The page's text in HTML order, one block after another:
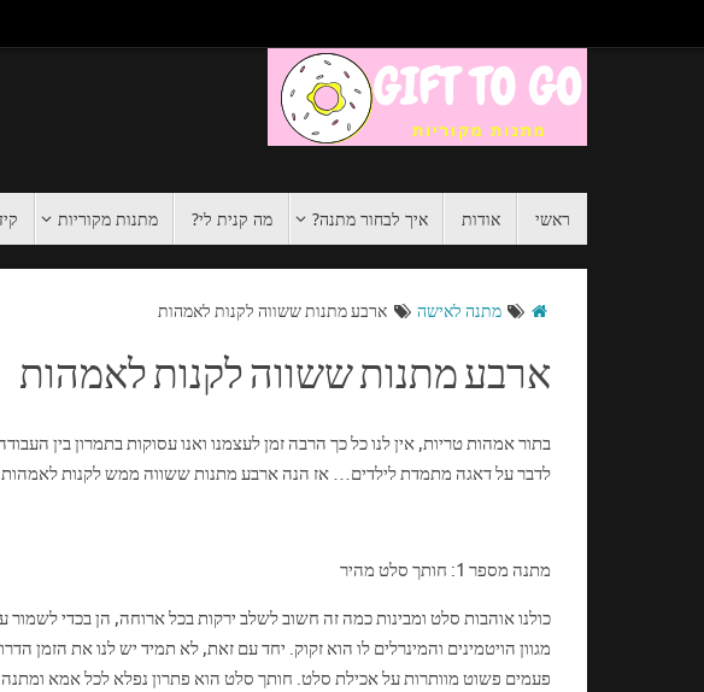
ראשי אודות איך לבחור מתנה? מה קנית לי? מתנות מקוריות
מתנה לאישה ארבע מתנות ששווה לקנות לאמהות
ארבע מתנות ששווה לקנות לאמהות
בתור אמהות טריות, אין לנו כל כך הרבה זמן לעצמנו ואנו עסוקות בתמרון בין
לדבר על דאגה מתמדת לילדים… אז הנה ארבע מתנות ששווה ממש לקנות
מתנה מספר 1: חותך סלט מהיר
כולנו אוהבות סלט ומבינות כמה זה חשוב לשלב ירקות בכל ארוחה, הן בכדי לשמור
מגוון הויטמינים והמינרלים לו הוא זקוק. יחד עם זאת, לא תמיד יש לנו את הזמן
פעמים פשוט מוותרות על אכילת סלט. חותך סלט הוא פתרון נפלא לכל אמא